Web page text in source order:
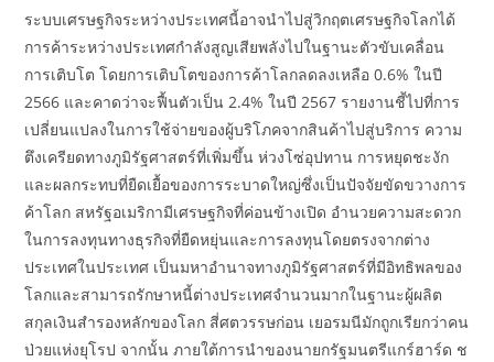
ระบบเศรษฐกิจระหว่างประเทศนี้อาจนำไปสู่วิกฤตเศรษฐกิจโลกได้
การค้าระหว่างประเทศกำลังสูญเสียพลังไปในฐานะตัวขับเคลื่อน
การเติบโต โดยการเติบโตของการค้าโลกลดลงเหลือ 0.6% ในปี
2566 และคาดว่าจะฟื้นตัวเป็น 2.4% ในปี 2567 รายงานชี้ไปที่การ
เปลี่ยนแปลงในการใช้จ่ายของผู้บริโภคจากสินค้าไปสู่บริการ ความ
ตึงเครียดทางภูมิรัฐศาสตร์ที่เพิ่มขึ้น ห่วงโซ่อุปทาน การหยุดชะงัก
และผลกระทบที่ยืดเยื้อของการระบาดใหญ่ซึ่งเป็นปัจจัยขัดขวางการ
ค้าโลก สหรัฐอเมริกามีเศรษฐกิจที่ค่อนข้างเปิด อำนวยความสะดวก
ในการลงทุนทางธุรกิจที่ยืดหยุ่นและการลงทุนโดยตรงจากต่าง
ประเทศในประเทศ เป็นมหาอำนาจทางภูมิรัฐศาสตร์ที่มีอิทธิพลของ
โลกและสามารถรักษาหนี้ต่างประเทศจำนวนมากในฐานะผู้ผลิต
สกุลเงินสำรองหลักของโลก สี่ศตวรรษก่อน เยอรมนีมักถูกเรียกว่าคน
ป่วยแห่งยุโรป จากนั้น ภายใต้การนำของนายกรัฐมนตรีแกร์ฮาร์ด ช